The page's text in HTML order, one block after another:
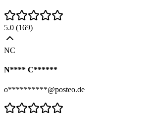
5.0 (169)
NC
N**** C******
o**********@posteo.de